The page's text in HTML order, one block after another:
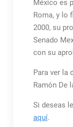
México es
Roma, y lo
2000, su
Senado
con su
Para ver la
Ramón De
Si deseas
aquí.